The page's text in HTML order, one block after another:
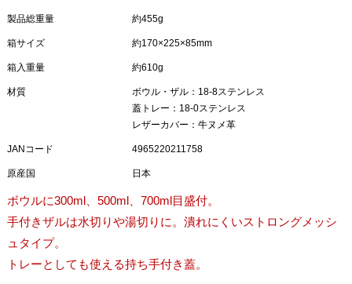
製品総重量 約455g
箱サイズ 約170×225×85mm
箱入重量 約610g
材質
ボウル・ザル：18-8ステンレス
蓋トレー：18-0ステンレス
レザーカバー：牛ヌメ革
JANコード 4965220211758
原産国 日本
ボウルに300ml、500ml、700ml目盛付。
手付きザルは水切りや湯切りに。潰れにくいストロングメッシ
ュタイプ。
トレーとしても使える持ち手付き蓋。